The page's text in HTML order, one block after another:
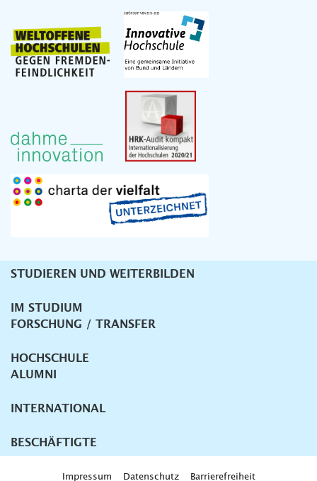
Unternavigation
STUDIEREN UND WEITERBILDEN
IM STUDIUM
FORSCHUNG / TRANSFER
HOCHSCHULE
ALUMNI
INTERNATIONAL
BESCHÄFTIGTE
Impressum Datenschutz Barrierefreiheit